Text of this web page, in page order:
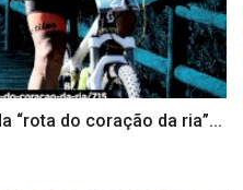
“rota do coração da ria”...